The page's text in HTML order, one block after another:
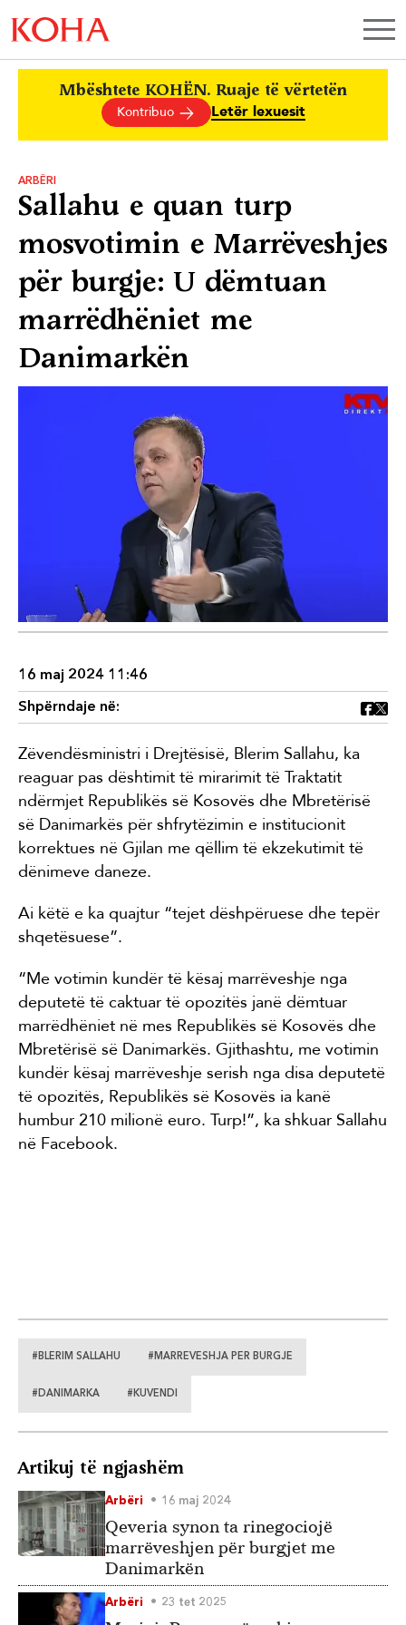
Mbështete KOHËN. Ruaje të vërtetën
Kontribuo Letër lexuesit
ARBËRI
Sallahu e quan turp
mosvotimin e Marrëveshjes
për burgje: U dëmtuan
marrëdhëniet me
Danimarkën
16 maj 2024 11:46
Shpërndaje në:
Zëvendësministri i Drejtësisë, Blerim Sallahu, ka
reaguar pas dështimit të mirarimit të Traktatit
ndërmjet Republikës së Kosovës dhe Mbretërisë
së Danimarkës për shfrytëzimin e institucionit
korrektues në Gjilan me qëllim të ekzekutimit të
dënimeve daneze.
Ai këtë e ka quajtur “tejet dëshpëruese dhe tepër
shqetësuese”.
“Me votimin kundër të kësaj marrëveshje nga
deputetë të caktuar të opozitës janë dëmtuar
marrëdhëniet në mes Republikës së Kosovës dhe
Mbretërisë së Danimarkës. Gjithashtu, me votimin
kundër kësaj marrëveshje serish nga disa deputetë
të opozitës, Republikës së Kosovës ia kanë
humbur 210 milionë euro. Turp!”, ka shkuar Sallahu
në Facebook.
#BLERIM SALLAHU #MARREVESHJA PER BURGJE
#DANIMARKA #KUVENDI
Artikuj të ngjashëm
Arbëri 16 maj 2024
Qeveria synon ta rinegociojë
marrëveshjen për burgjet me
Danimarkën
Arbëri 23 tet 2025